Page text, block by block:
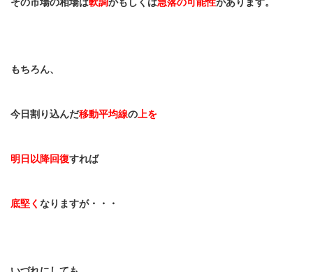
もちろん、
今日割り込んだ移動平均線の 上を
明日以降回復すれば
底堅く なりますが・・・